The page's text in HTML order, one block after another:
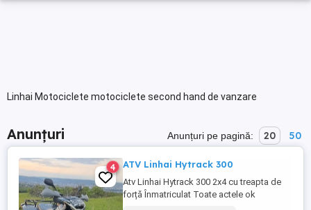
Linhai Motociclete motociclete second hand de vanzare
Anunțuri Anunțuri pe pagină: 20 50
4 ATV Linhai Hytrack 300
Atv Linhai Hytrack 300 2x4 cu treapta de
forță Înmatriculat Toate actele ok